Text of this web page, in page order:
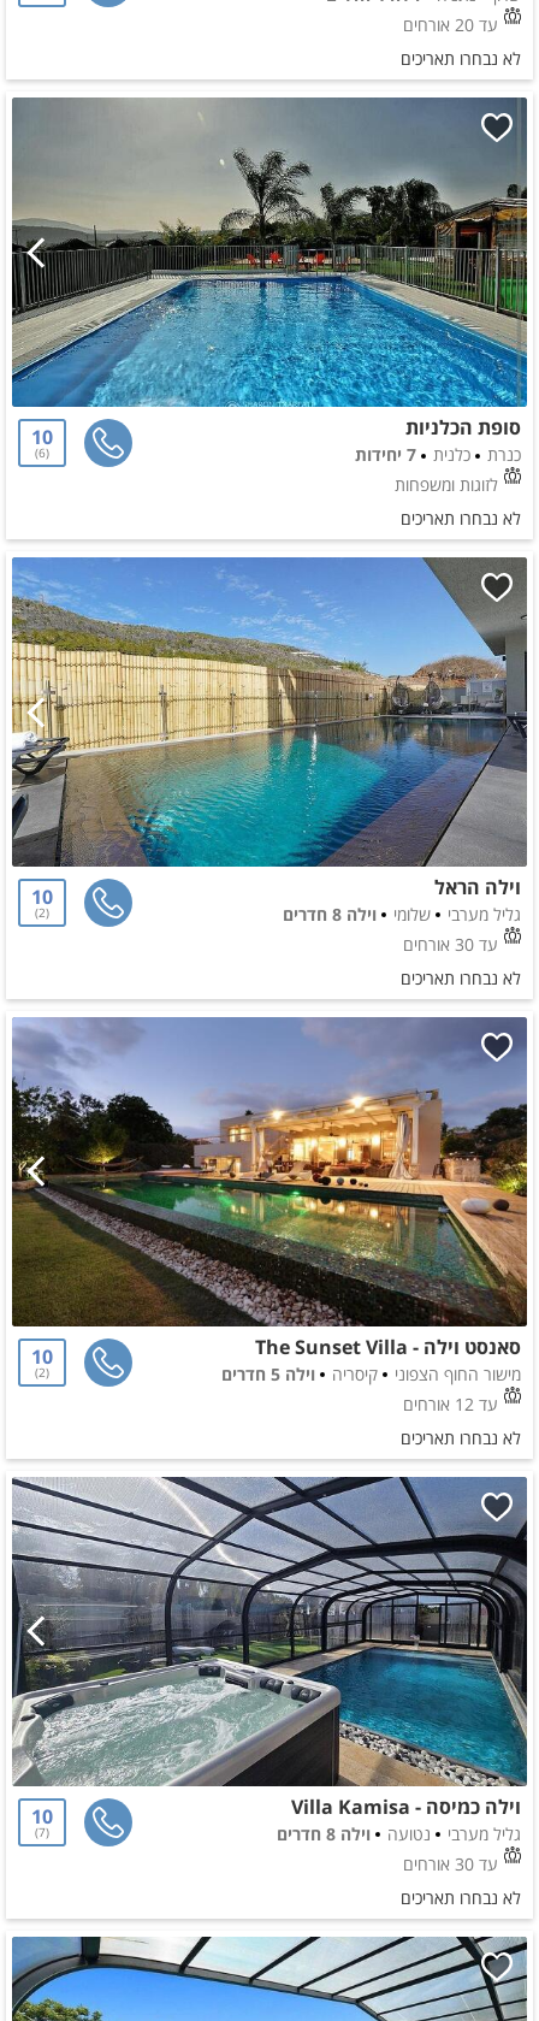
עד 20 אורחים
לא נבחרו תאריכים
סופת הכלניות
כנרת כלנית
7 יחידות
לזוגות ומשפחות
10
6
לא נבחרו תאריכים
וילה הראל
גליל מערבי שלומי
וילה 8 חדרים
עד 30 אורחים
10
2
לא נבחרו תאריכים
סאנסט וילה - The Sunset Villa
מישור החוף הצפוני קיסריה
וילה 5 חדרים
עד 12 אורחים
10
2
לא נבחרו תאריכים
וילה כמיסה - Villa Kamisa
גליל מערבי נטועה
וילה 8 חדרים
עד 30 אורחים
10
7
לא נבחרו תאריכים